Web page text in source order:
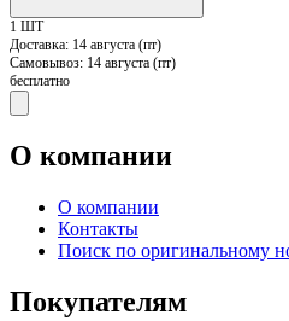
1 ШТ
Доставка: 14 августа (пт)
Самовывоз: 14 августа (пт)
бесплатно
О компании
О компании
Контакты
Поиск по оригинальному
Покупателям